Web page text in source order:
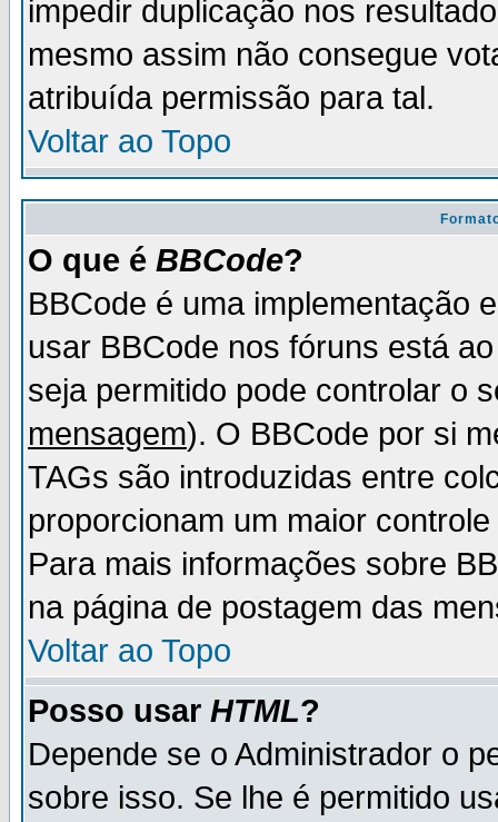
impedir duplicação nos
mesmo assim não consegue
atribuída permissão para tal.
Voltar ao Topo
O que é BBCode?
BBCode é uma implementação
usar BBCode nos fóruns está
seja permitido pode controlar o
mensagem). O BBCode por si
TAGs são introduzidas entre
proporcionam um maior
Para mais informações sobre
na página de postagem das
Voltar ao Topo
Posso usar HTML?
Depende se o Administrador o
sobre isso. Se lhe é permitido